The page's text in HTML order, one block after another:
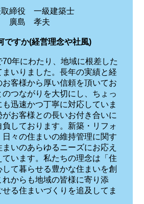
取締役 一級建築士
廣島 孝夫
ですか(経営理念や社風)
年にわたり、地域に根差した
いりました。長年の実績と経
客様から厚い信頼を頂いてお
のつながりを大切にし、ちょっ
迅速かつ丁寧に対応していま
お客様との長いお付き合いに
しております。新築・リフォ
々の住まいの維持管理に関す
いのあらゆるニーズにお応え
います。私たちの理念は「住
て暮らせる豊かな住まいを創
からも地域の皆様に寄り添
る住まいづくりを追及してま